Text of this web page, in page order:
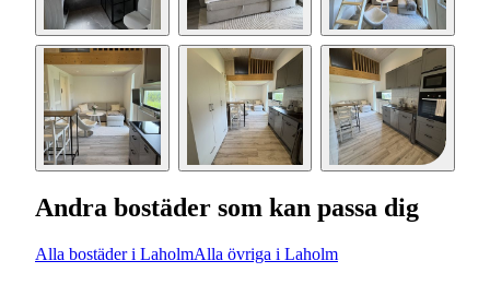
Andra bostäder som kan passa dig
Alla bostäder i LaholmAlla övriga i Laholm